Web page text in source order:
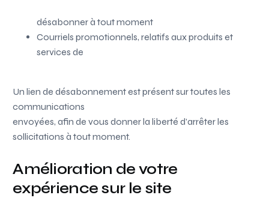
désabonner à tout moment
Courriels promotionnels, relatifs aux produits et
services de
Un lien de désabonnement est présent sur toutes les
communications
envoyées, afin de vous donner la liberté d’arrêter les
sollicitations à tout moment.
Amélioration de votre
expérience sur le site